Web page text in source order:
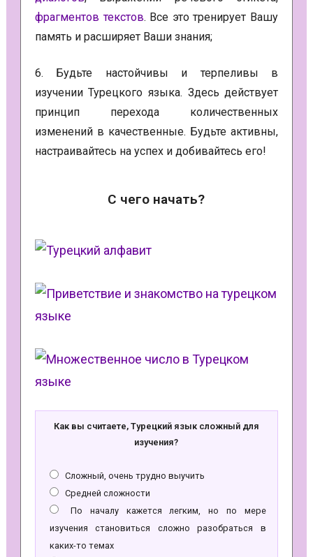
фрагментов текстов. Все это тренирует Вашу
память и расширяет Ваши знания;
6. Будьте настойчивы и терпеливы в
изучении Турецкого языка. Здесь действует
принцип перехода количественных
изменений в качественные. Будьте активны,
настраивайтесь на успех и добивайтесь его!
С чего начать?
Как вы считаете, Турецкий язык сложный для
изучения?
Сложный, очень трудно выучить
Средней сложности
По началу кажется легким, но по мере
изучения становиться сложно разобраться в
каких-то темах